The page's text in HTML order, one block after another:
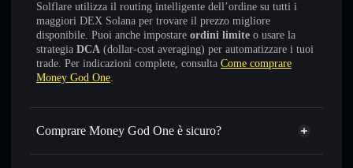
Solflare utilizza il routing intelligente dell’ordine su tutti i
maggiori DEX Solana per trovare il prezzo migliore
disponibile. Puoi anche impostare ordini limite o usare la
strategia DCA (dollar-cost averaging) per automatizzare i tuoi
trade. Per indicazioni complete, consulta Come comprare
Money God One.
Comprare Money God One è sicuro?
Money God One non è verificato